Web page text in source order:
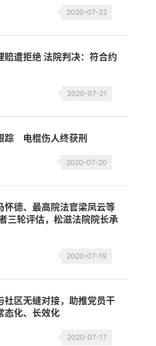
2020-07-22
赔遭拒绝 法院判决：符合约
2020-07-21
踪 电棍伤人终获刑
2020-07-20
怀德、最高院法官梁凤云等
三轮评估，松滋法院院长承
2020-07-19
社区无缝对接，助推党员干
态化、长效化
2020-07-17